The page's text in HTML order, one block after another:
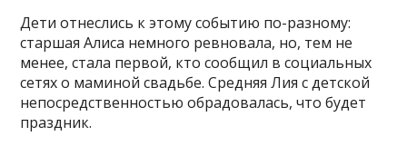
Дети отнеслись к этому событию по-разному:
старшая Алиса немного ревновала, но, тем не
менее, стала первой, кто сообщил в социальных
сетях о маминой свадьбе. Средняя Лия с детской
непосредственностью обрадовалась, что будет
праздник.